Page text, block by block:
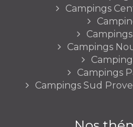
Campings
Campings
Campings
Campings Sud